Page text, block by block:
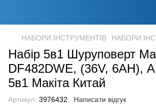
НАБОРИ ІНСТРУМЕНТІВ НАБОРИ
Набір 5в1 Шуруповерт
DF482DWE, (36V, 6AH),
5в1 Макіта Китай
Артикул: 3976432 Написати відгук